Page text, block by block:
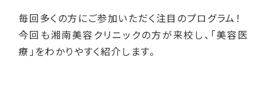
毎回多くの方にご参加いただく注目のプログラム！
今回も湘南美容クリニックの方が来校し、「美容医
療」をわかりやすく紹介します。